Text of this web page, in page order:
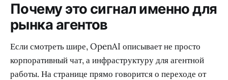
Почему это сигнал именно для
рынка агентов
Если смотреть шире, OpenAI описывает не просто
корпоративный чат, а инфраструктуру для агентной
работы. На странице прямо говорится о переходе от